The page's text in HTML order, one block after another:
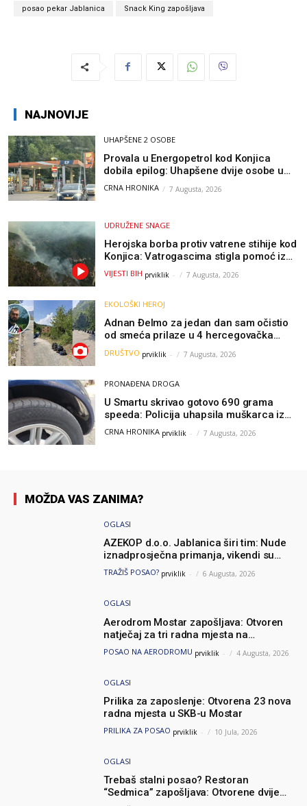
posao pekar Jablanica Snack King zapošljava
NAJNOVIJE
UHAPŠENE 2 OSOBE
Provala u Energopetrol kod Konjica
dobila epilog: Uhapšene dvije osobe u
Čapljini i Jablanici
CRNA HRONIKA 7 Augusta, 2026
UDRUŽENE SNAGE
Herojska borba protiv vatrene stihije kod
Konjica: Vatrogascima stigla pomoć iz
Sarajeva, helikopteri i Air Tractori
udružili snage
VIJESTI BIH prviklik - 7 Augusta, 2026
EKOLOŠKI HEROJ
Adnan Đelmo za jedan dan sam očistio
od smeća prilaze u 4 hercegovačka
grada: “Danas nisam čistio samo smeće,
čistio sam sliku o nama”
DRUŠTVO prviklik - 7 Augusta, 2026
PRONAĐENA DROGA
U Smartu skrivao gotovo 690 grama
speeda: Policija uhapsila muškarca iz
Hercegovine
CRNA HRONIKA prviklik - 7 Augusta, 2026
MOŽDA VAS ZANIMA?
OGLASI
AZEKOP d.o.o. Jablanica širi tim: Nude
iznadprosječna primanja, vikendi su
slobodni, traži se više radnika
TRAŽIŠ POSAO? prviklik - 6 Augusta, 2026
OGLASI
Aerodrom Mostar zapošljava: Otvoren
natječaj za tri radna mjesta na
neodređeno
POSAO NA AERODROMU prviklik - 4 Augusta, 2026
OGLASI
Prilika za zaposlenje: Otvorena 23 nova
radna mjesta u SKB-u Mostar
PRILIKA ZA POSAO prviklik - 10 Jula, 2026
OGLASI
Trebaš stalni posao? Restoran
“Sedmica” zapošljava: Otvorene dvije